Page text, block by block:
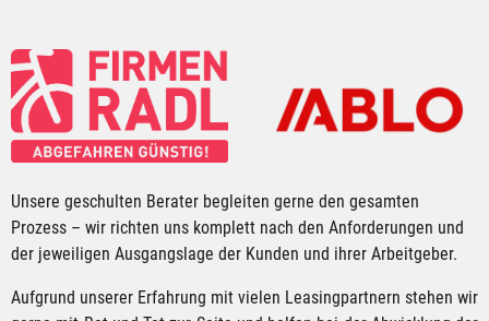
Unsere geschulten Berater begleiten gerne den gesamten
Prozess – wir richten uns komplett nach den Anforderungen und
der jeweiligen Ausgangslage der Kunden und ihrer Arbeitgeber.
Aufgrund unserer Erfahrung mit vielen Leasingpartnern stehen wir